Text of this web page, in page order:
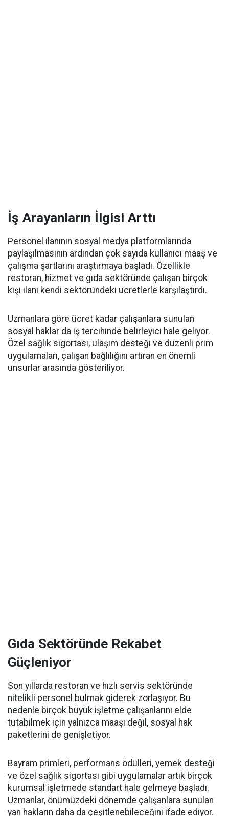
İş Arayanların İlgisi Arttı
Personel ilanının sosyal medya platformlarında
paylaşılmasının ardından çok sayıda kullanıcı maaş ve
çalışma şartlarını araştırmaya başladı. Özellikle
restoran, hizmet ve gıda sektöründe çalışan birçok
kişi ilanı kendi sektöründeki ücretlerle karşılaştırdı.
Uzmanlara göre ücret kadar çalışanlara sunulan
sosyal haklar da iş tercihinde belirleyici hale geliyor.
Özel sağlık sigortası, ulaşım desteği ve düzenli prim
uygulamaları, çalışan bağlılığını artıran en önemli
unsurlar arasında gösteriliyor.
Gıda Sektöründe Rekabet
Güçleniyor
Son yıllarda restoran ve hızlı servis sektöründe
nitelikli personel bulmak giderek zorlaşıyor. Bu
nedenle birçok büyük işletme çalışanlarını elde
tutabilmek için yalnızca maaşı değil, sosyal hak
paketlerini de genişletiyor.
Bayram primleri, performans ödülleri, yemek desteği
ve özel sağlık sigortası gibi uygulamalar artık birçok
kurumsal işletmede standart hale gelmeye başladı.
Uzmanlar, önümüzdeki dönemde çalışanlara sunulan
yan hakların daha da çeşitlenebileceğini ifade ediyor.